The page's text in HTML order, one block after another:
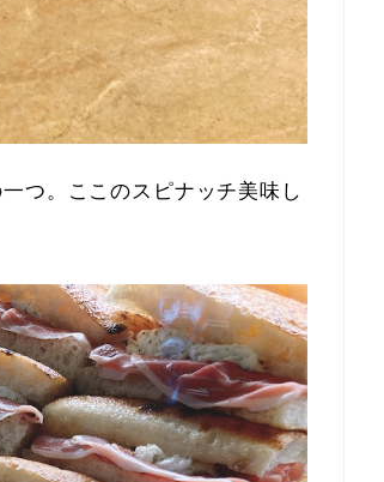
つ。ここのスピナッチ美味し